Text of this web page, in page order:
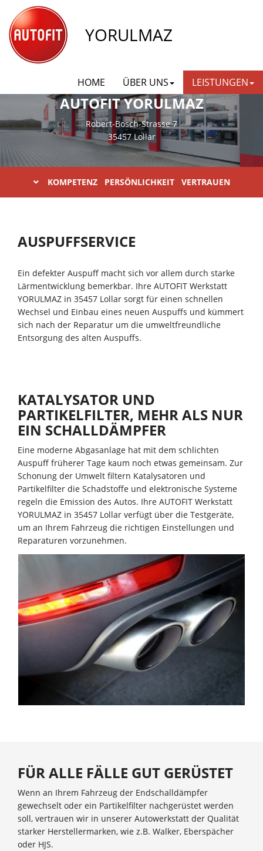
YORULMAZ
HOME ÜBER UNS LEISTUNGEN
AUTOFIT YORULMAZ
Robert-Bosch-Strasse 7
35457 Lollar
KOMPETENZ PERSÖNLICHKEIT VERTRAUEN
AUSPUFFSERVICE
Ein defekter Auspuff macht sich vor allem durch starke
Lärmentwicklung bemerkbar. Ihre AUTOFIT Werkstatt
YORULMAZ in 35457 Lollar sorgt für einen schnellen
Wechsel und Einbau eines neuen Auspuffs und kümmert
sich nach der Reparatur um die umweltfreundliche
Entsorgung des alten Auspuffs.
KATALYSATOR UND
PARTIKELFILTER, MEHR ALS NUR
EIN SCHALLDÄMPFER
Eine moderne Abgasanlage hat mit dem schlichten
Auspuff früherer Tage kaum noch etwas gemeinsam. Zur
Schonung der Umwelt filtern Katalysatoren und
Partikelfilter die Schadstoffe und elektronische Systeme
regeln die Emission des Autos. Ihre AUTOFIT Werkstatt
YORULMAZ in 35457 Lollar verfügt über die Testgeräte,
um an Ihrem Fahrzeug die richtigen Einstellungen und
Reparaturen vorzunehmen.
FÜR ALLE FÄLLE GUT GERÜSTET
Wenn an Ihrem Fahrzeug der Endschalldämpfer
gewechselt oder ein Partikelfilter nachgerüstet werden
soll, vertrauen wir in unserer Autowerkstatt der Qualität
starker Herstellermarken, wie z.B. Walker, Eberspächer
oder HJS.